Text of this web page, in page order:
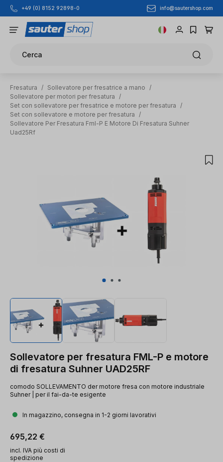
Passa al contenuto principale
+49 (0) 8152 92898-0 info@sautershop.com
Cerca
Fresatura / Sollevatore per fresatrice a mano
/
Sollevatore per motori per fresatura
/
Set con sollevatore per fresatrice e motore per fresatura
/
Set con sollevatore e motore per fresatura
/
Sollevatore Per Fresatura Fml-P E Motore Di Fresatura Suhner
Uad25Rf
Sollevatore per fresatura FML-P e motore
di fresatura Suhner UAD25RF
comodo SOLLEVAMENTO der motore fresa con motore industriale
Suhner | per il fai-da-te esigente
In magazzino, consegna in 1-2 giorni lavorativi
Prezzo normale:
695,22 €
incl. IVA più costi di
spedizione